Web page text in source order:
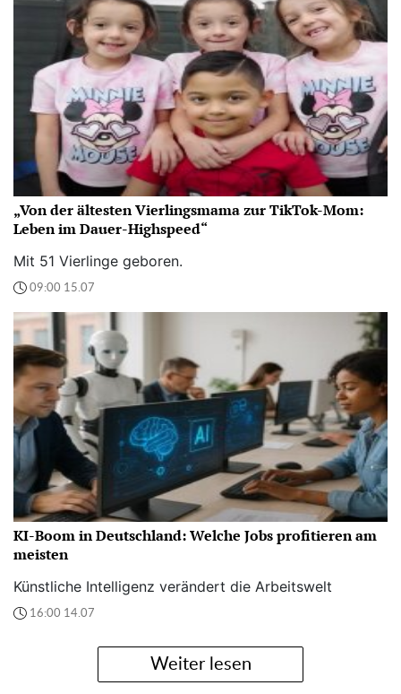
„Von der ältesten Vierlingsmama zur TikTok-Mom:
Leben im Dauer-Highspeed“
Mit 51 Vierlinge geboren.
09:00 15.07
KI-Boom in Deutschland: Welche Jobs profitieren am
meisten
Künstliche Intelligenz verändert die Arbeitswelt
16:00 14.07
Weiter lesen